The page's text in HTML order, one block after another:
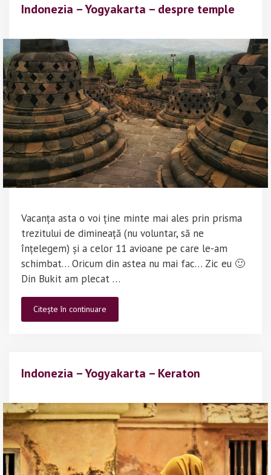
partea
Indonezia – Yogyakarta – despre temple
Vacanța asta o voi ține minte mai ales prin prisma
trezitului de dimineață (nu voluntar, să ne
înțelegem) și a celor 11 avioane pe care le-am
schimbat… Oricum din astea nu mai fac… Zic eu 🙂
Din Bukit am plecat …
Citește în continuare
–
temple
Indonezia – Yogyakarta – Keraton